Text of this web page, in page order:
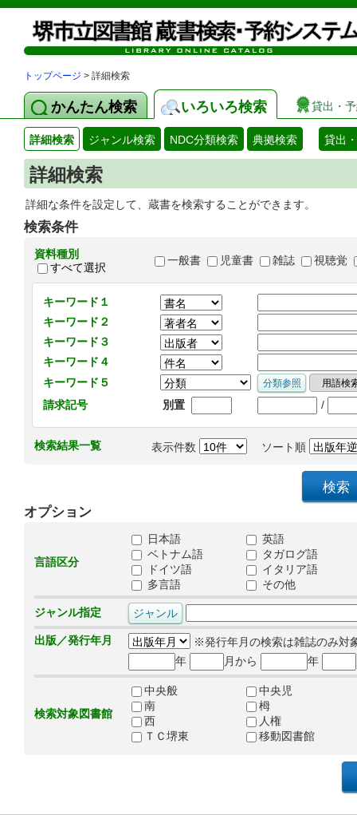
トップページ > 詳細検索
かんたん検索 いろいろ検索 貸出・
詳細検索 ジャンル検索 NDC分類検索 典拠検索 貸出
詳細検索
詳細な条件を設定して、蔵書を検索することができます。
検索条件
資料種別
すべて選択
一般書 児童書 雑誌 視聴覚
キーワード１
キーワード２
キーワード３
キーワード４
キーワード５
請求記号
別置 /
検索結果一覧 表示件数 ソート順
オプション
言語区分
日本語
英語
ベトナム語
タガログ語
ドイツ語
イタリア語
多言語
その他
ジャンル指定
出版／発行年月
※発行年月の検索は雑誌のみ対
年
月から 年
検索対象図書館
中央般
中央児
南
栂
西
人権
ＴＣ堺東
移動図書館